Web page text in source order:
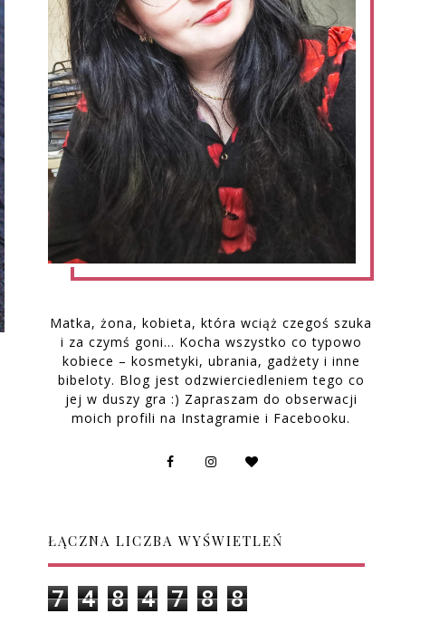
Matka, żona, kobieta, która wciąż czegoś szuka
i za czymś goni… Kocha wszystko co typowo
kobiece – kosmetyki, ubrania, gadżety i inne
bibeloty. Blog jest odzwierciedleniem tego co
jej w duszy gra :) Zapraszam do obserwacji
moich profili na Instagramie i Facebooku.
ŁĄCZNA LICZBA WYŚWIETLEŃ
7 4 8 4 7 8 8